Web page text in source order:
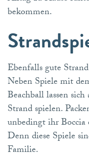
bekommen.
Ebenfalls gute
Neben Spiele mit
Beachball lassen
Strand spielen.
unbedingt ihr
Denn diese Spiele
Familie.